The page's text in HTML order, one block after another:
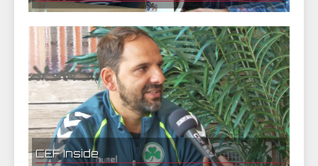
Marek Mintal exklusiv über seine Zeit beim 1. FC
Nürnberg und seine Laufbahn vom kleinen Jungen bis
hin zum Fußballprofi
CEF Inside